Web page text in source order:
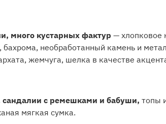
много кустарных фактур — хлопковое
бахрома, необработанный камень и
жемчуга, шелка в качестве
с ремешками и бабуши, топы
мягкая сумка.